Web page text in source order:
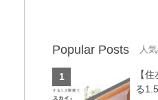
Popular Posts
【
る